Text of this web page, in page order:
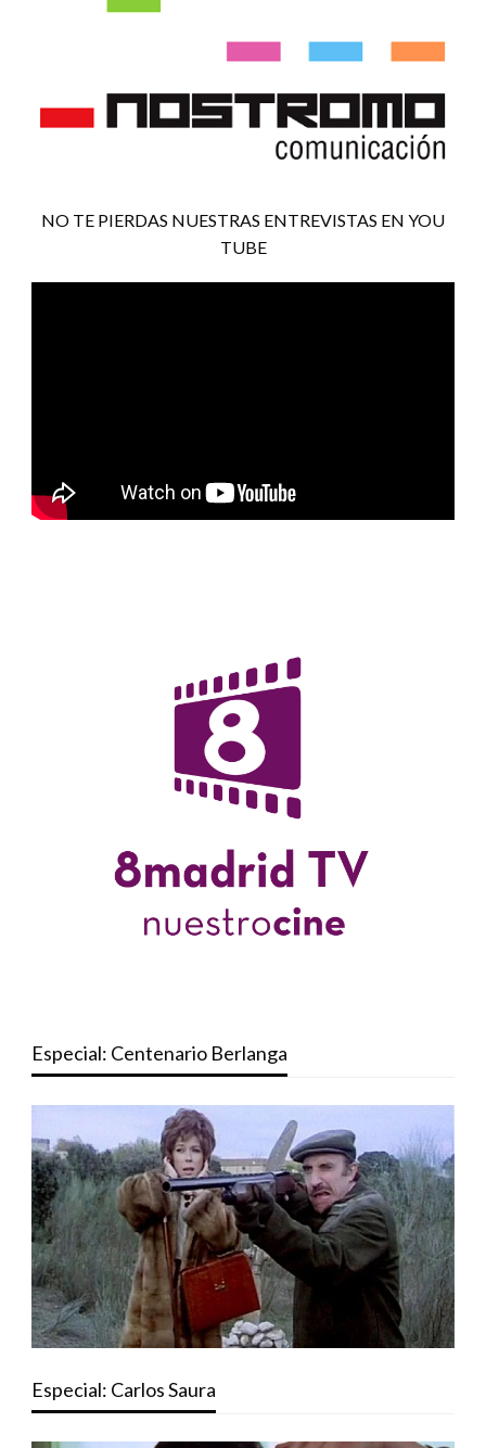
NO TE PIERDAS NUESTRAS ENTREVISTAS EN YOU
TUBE
Especial: Centenario Berlanga
Especial: Carlos Saura